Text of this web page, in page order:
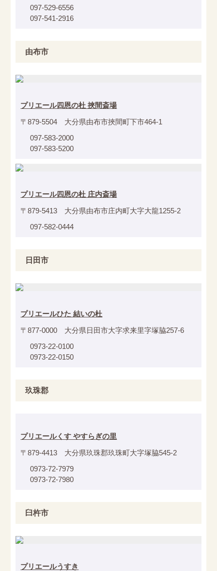
097-529-6556
097-541-2916
由布市
プリエール四恩の杜 挾間斎場
〒879-5504 大分県由布市挾間町下市464-1
097-583-2000
097-583-5200
プリエール四恩の杜 庄内斎場
〒879-5413 大分県由布市庄内町大字大龍1255-2
097-582-0444
日田市
プリエールひた 結いの杜
〒877-0000 大分県日田市大字求来里字塚脇257-6
0973-22-0100
0973-22-0150
玖珠郡
プリエールくす やすらぎの里
〒879-4413 大分県玖珠郡玖珠町大字塚脇545-2
0973-72-7979
0973-72-7980
臼杵市
プリエールうすき